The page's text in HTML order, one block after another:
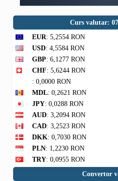
Curs valutar:
EUR: 5,2554 RON
USD: 4,5584 RON
GBP: 6,1277 RON
CHF: 5,6244 RON
: 0,0000 RON
MDL: 0,2621 RON
JPY: 0,0288 RON
AUD: 3,2094 RON
CAD: 3,2523 RON
DKK: 0,7030 RON
PLN: 1,2230 RON
TRY: 0,0955 RON
Convertor